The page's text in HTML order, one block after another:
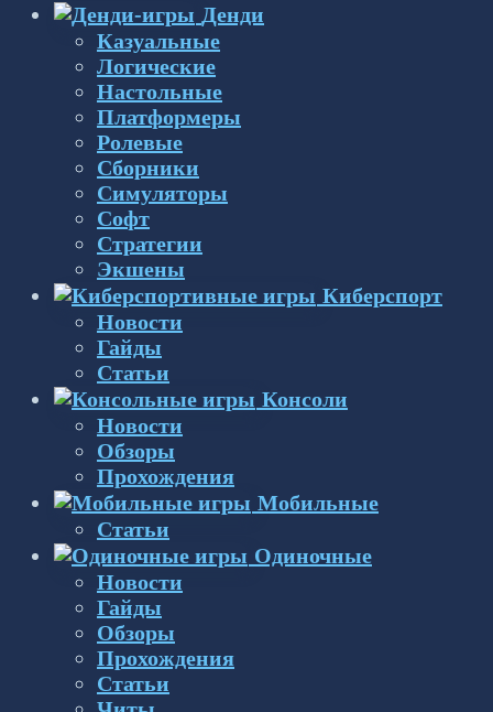
Денди
Казуальные
Логические
Настольные
Платформеры
Ролевые
Сборники
Симуляторы
Софт
Стратегии
Экшены
Киберспорт
Новости
Гайды
Статьи
Консоли
Новости
Обзоры
Прохождения
Мобильные
Статьи
Одиночные
Новости
Гайды
Обзоры
Прохождения
Статьи